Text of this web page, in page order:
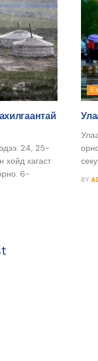
24, 25-
хойд хагаст
6-
BY